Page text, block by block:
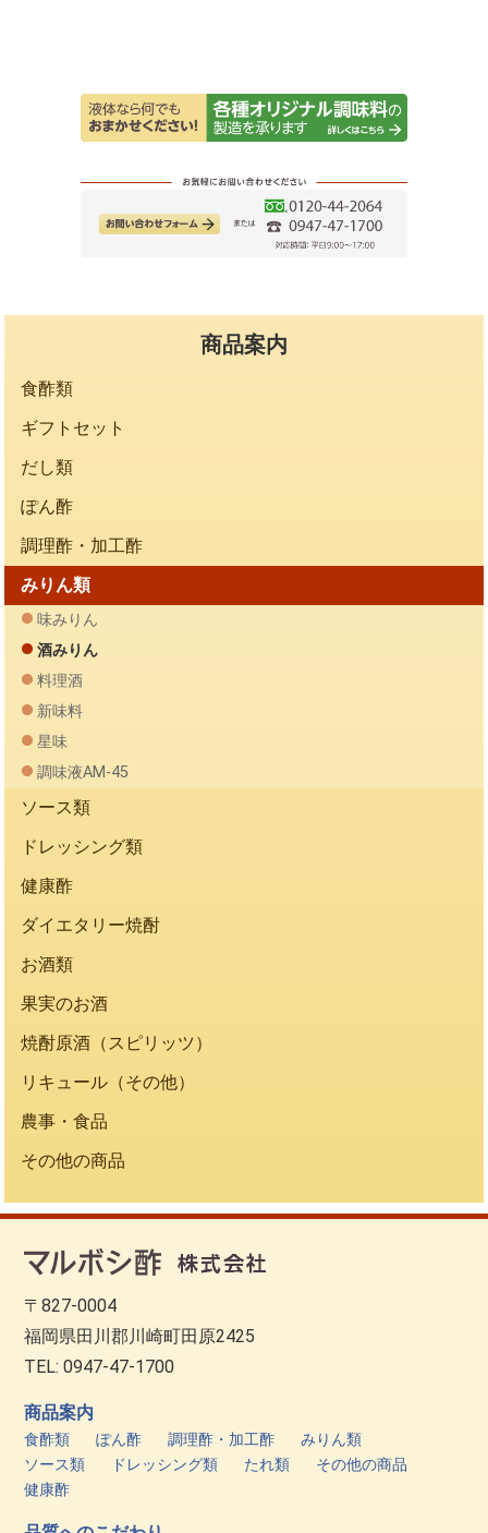
商品案内
食酢類
ギフトセット
だし類
ぽん酢
調理酢・加工酢
みりん類
味みりん
酒みりん
料理酒
新味料
星味
調味液AM-45
ソース類
ドレッシング類
健康酢
ダイエタリー焼酎
お酒類
果実のお酒
焼酎原酒（スピリッツ）
リキュール（その他）
農事・食品
その他の商品
〒827-0004
福岡県田川郡川崎町田原2425
TEL: 0947-47-1700
商品案内
食酢類 ぽん酢 調理酢・加工酢
みりん類
ソース類
ドレッシング類 たれ類
その他の商品
健康酢